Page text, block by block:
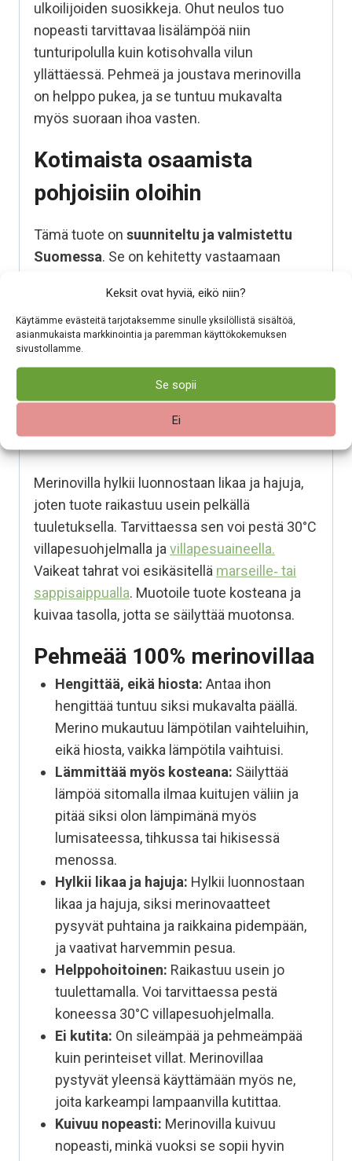
Keksit ovat hyviä, eikö niin?
Käytämme evästeitä tarjotaksemme sinulle yksilöllistä sisältöä,
asianmukaista markkinointia ja paremman käyttökokemuksen
sivustollamme.
Se sopii
Ei
ulkoilijoiden suosikkeja. Ohut neulos tuo
nopeasti tarvittavaa lisälämpöä niin
tunturipolulla kuin kotisohvalla vilun
yllättäessä. Pehmeä ja joustava merinovilla
on helppo pukea, ja se tuntuu mukavalta
myös suoraan ihoa vasten.
Kotimaista osaamista
pohjoisiin oloihin
Tämä tuote on suunniteltu ja valmistettu
Suomessa. Se on kehitetty vastaamaan
asettamiin vaatimuksiin. Valitsemalla
kotimaisen tuotteen tuet suomalaista työtä ja
varmistat, että varusteesi on tehty kestämään
käyttöä, pesua ja aikaa.
Helppohoitoinen
luonnonmateriaali
Merinovilla hylkii luonnostaan likaa ja hajuja,
joten tuote raikastuu usein pelkällä
tuuletuksella. Tarvittaessa sen voi pestä 30°C
villapesuohjelmalla ja villapesuaineella.
Vaikeat tahrat voi esikäsitellä marseille‑ tai
sappisaippualla. Muotoile tuote kosteana ja
kuivaa tasolla, jotta se säilyttää muotonsa.
Pehmeää 100% merinovillaa
Hengittää, eikä hiosta: Antaa ihon
hengittää tuntuu siksi mukavalta päällä.
Merino mukautuu lämpötilan vaihteluihin,
eikä hiosta, vaikka lämpötila vaihtuisi.
Lämmittää myös kosteana: Säilyttää
lämpöä sitomalla ilmaa kuitujen väliin ja
pitää siksi olon lämpimänä myös
lumisateessa, tihkussa tai hikisessä
menossa.
Hylkii likaa ja hajuja: Hylkii luonnostaan
likaa ja hajuja, siksi merinovaatteet
pysyvät puhtaina ja raikkaina pidempään,
ja vaativat harvemmin pesua.
Helppohoitoinen: Raikastuu usein jo
tuulettamalla. Voi tarvittaessa pestä
koneessa 30°C villapesuohjelmalla.
Ei kutita: On sileämpää ja pehmeämpää
kuin perinteiset villat. Merinovillaa
pystyvät yleensä käyttämään myös ne,
joita karkeampi lampaanvilla kutittaa.
Kuivuu nopeasti: Merinovilla kuivuu
nopeasti, minkä vuoksi se sopii hyvin